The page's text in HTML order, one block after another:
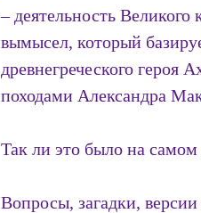
– деятельность Великого
вымысел, который
древнегреческого героя
походами Александра
Так ли это было на самом
Вопросы, загадки,